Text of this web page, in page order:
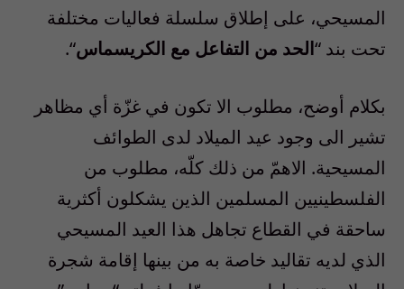
المسيحي، على إطلاق سلسلة فعاليات مختلفة
تحت بند “الحد من التفاعل مع الكريسماس“.
بكلام أوضح، مطلوب الا تكون في غزّة أي مظاهر
تشير الى وجود عيد الميلاد لدى الطوائف
المسيحية. الاهمّ من ذلك كلّه، مطلوب من
الفلسطينيين المسلمين الذين يشكلون أكثرية
ساحقة في القطاع تجاهل هذا العيد المسيحي
الذي لديه تقاليد خاصة به من بينها إقامة شجرة